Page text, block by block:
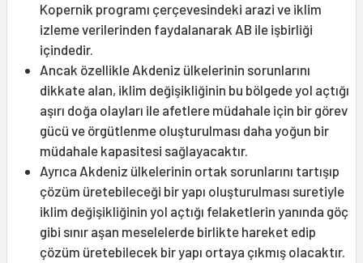
Kopernik programı çerçevesindeki arazi ve iklim
izleme verilerinden faydalanarak AB ile işbirliği
içindedir.
Ancak özellikle Akdeniz ülkelerinin sorunlarını
dikkate alan, iklim değişikliğinin bu bölgede yol açtığı
aşırı doğa olayları ile afetlere müdahale için bir görev
gücü ve örgütlenme oluşturulması daha yoğun bir
müdahale kapasitesi sağlayacaktır.
Ayrıca Akdeniz ülkelerinin ortak sorunlarını tartışıp
çözüm üretebileceği bir yapı oluşturulması suretiyle
iklim değişikliğinin yol açtığı felaketlerin yanında göç
gibi sınır aşan meselelerde birlikte hareket edip
çözüm üretebilecek bir yapı ortaya çıkmış olacaktır.